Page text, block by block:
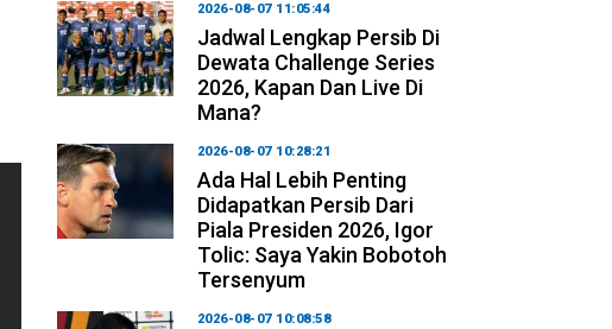
2026-08-07 11:05:44
Jadwal Lengkap Persib Di
Dewata Challenge Series
2026, Kapan Dan Live Di
Mana?
2026-08-07 10:28:21
Ada Hal Lebih Penting
Didapatkan Persib Dari
Piala Presiden 2026, Igor
Tolic: Saya Yakin Bobotoh
Tersenyum
2026-08-07 10:08:58